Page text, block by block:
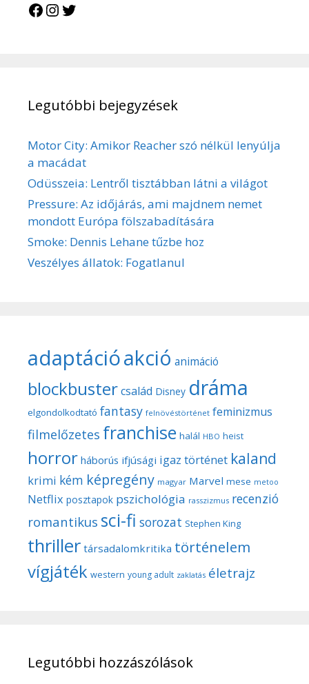
Facebook
Instagram
Legutóbbi bejegyzések
Motor City: Amikor Reacher szó nélkül lenyúlja
a macádat
Odüsszeia: Lentről tisztábban látni a világot
Pressure: Az időjárás, ami majdnem nemet
mondott Európa fölszabadítására
Smoke: Dennis Lehane tűzbe hoz
Veszélyes állatok: Fogatlanul
adaptációakció animáció
blockbustercsalád Disney dráma
elgondolkodtató fantasy felnövéstörténet feminizmus
filmelőzetes franchise halál HBO heist
horror háborús ifjúsági igaz történet kaland
krimi kém képregény magyar Marvel mese metoo
Netflix posztapok pszichológia rasszizmus recenzió
romantikus sci-fi sorozat Stephen King
thriller társadalomkritika történelem
vígjáték western young adult zaklatás életrajz
Legutóbbi hozzászólások